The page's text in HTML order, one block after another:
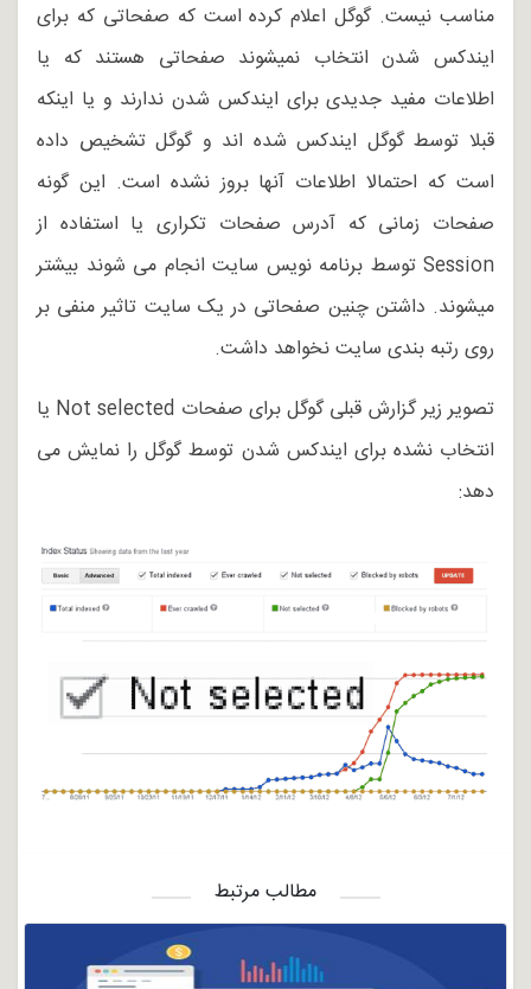
مناسب نیست. گوگل اعلام کرده است که صفحاتی که برای
ایندکس شدن انتخاب نمیشوند صفحاتی هستند که یا
اطلاعات مفید جدیدی برای ایندکس شدن ندارند و یا اینکه
قبلا توسط گوگل ایندکس شده اند و گوگل تشخیص داده
است که احتمالا اطلاعات آنها بروز نشده است. این گونه
صفحات زمانی که آدرس صفحات تکراری یا استفاده از
Session توسط برنامه نویس سایت انجام می شوند بیشتر
میشوند. داشتن چنین صفحاتی در یک سایت تاثیر منفی بر
روی رتبه بندی سایت نخواهد داشت.
تصویر زیر گزارش قبلی گوگل برای صفحات Not selected یا
انتخاب نشده برای ایندکس شدن توسط گوگل را نمایش می
دهد:
مطالب مرتبط